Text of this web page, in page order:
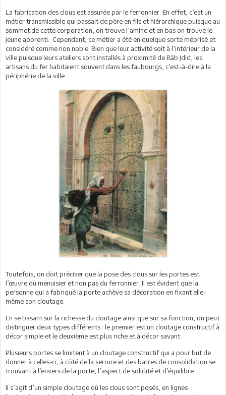
La fabrication des clous est assurée par le ferronnier. En effet, c’est un
métier transmissible qui passait de père en fils et hiérarchique puisque au
sommet de cette corporation, on trouve l’amine et en bas on trouve le
jeune apprenti. Cependant, ce métier a été en quelque sorte méprisé et
considéré comme non noble. Bien que leur activité soit à l’intérieur de la
ville puisque leurs ateliers sont installés à proximité de Bâb Jdid, les
artisans du fer habitaient souvent dans les faubourgs, c’est-à-dire à la
périphérie de la ville.
Toutefois, on doit préciser que la pose des clous sur les portes est
l’œuvre du menuisier et non pas du ferronnier. Il est évident que la
personne qui a fabriqué la porte achève sa décoration en fixant elle-
même son cloutage.
En se basant sur la richesse du cloutage ainsi que sur sa fonction, on peut
distinguer deux types différents : le premier est un cloutage constructif à
décor simple et le deuxième est plus riche et à décor savant.
Plusieurs portes se limitent à un cloutage constructif qui a pour but de
donner à celles-ci, à côté de la serrure et des barres de consolidation se
trouvant à l’envers de la porte, l’aspect de solidité et d’équilibre.
Il s’agit d’un simple cloutage où les clous sont posés, en lignes